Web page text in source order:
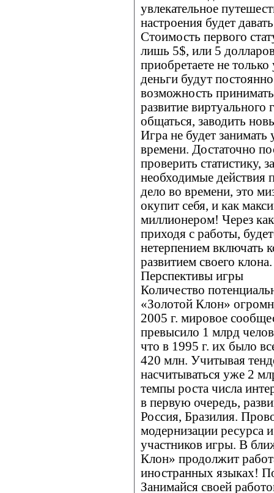
увлекательное
настроения будет
Стоимость первого
лишь 5$, или 5
приобретаете не
деньги будут
возможность
развитие виртуального
общаться, заводить
Игра не будет
времени. Достаточно
проверить статистику,
необходимые действия
дело во времени, это
окупит себя, и как
миллионером! Через
приходя с работы,
нетерпением включать
развитием своего клона.
Перспективы игры
Количество
«Золотой Клон»
2005 г. мировое
превысило 1 млрд
что в 1995 г. их было
420 млн. Учитывая
насчитываться уже 2
темпы роста числа
в первую очередь,
Россия, Бразилия.
модернизации ресурса
участников игры. В
Клон» продолжит
иностранных языках!
Занимайся своей